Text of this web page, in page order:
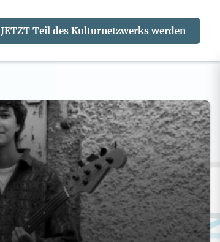
JETZT Teil des Kulturnetzwerks werden